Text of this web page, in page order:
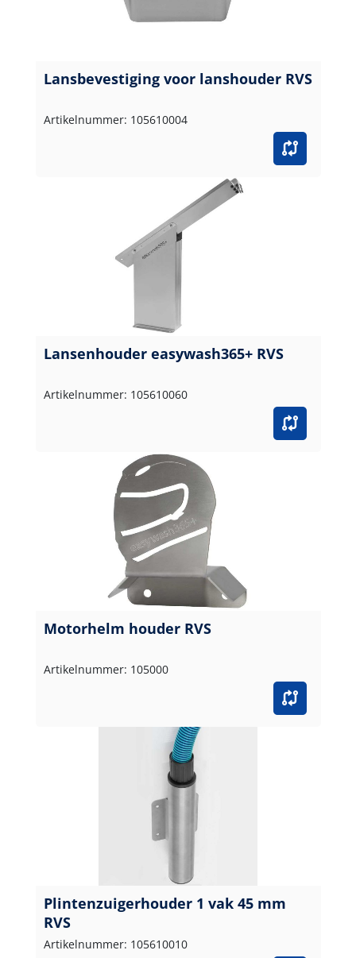
Lansbevestiging voor lanshouder RVS
Artikelnummer: 105610004
Lansenhouder easywash365+ RVS
Artikelnummer: 105610060
Motorhelm houder RVS
Artikelnummer: 105000
Plintenzuigerhouder 1 vak 45 mm
RVS
Artikelnummer: 105610010